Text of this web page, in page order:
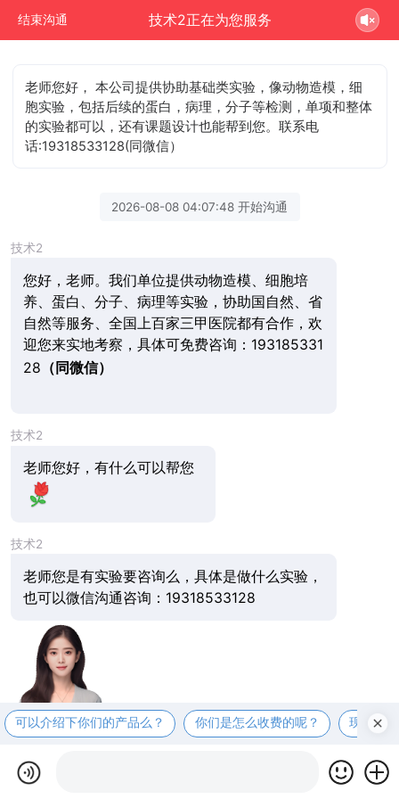
结束沟通 技术2正在为您服务
老师您好， 本公司提供协助基础类实验，像动物造模，细
胞实验，包括后续的蛋白，病理，分子等检测，单项和整体
的实验都可以，还有课题设计也能帮到您。联系电
话:19318533128(同微信）
2026-08-08 04:07:48 开始沟通
技术2
您好，老师。我们单位提供动物造模、细胞培
养、蛋白、分子、病理等实验，协助国自然、省
自然等服务、全国上百家三甲医院都有合作，欢
迎您来实地考察，具体可免费咨询：193185331
28 （同微信）
技术2
老师您好，有什么可以帮您
技术2
老师您是有实验要咨询么，具体是做什么实验，
也可以微信沟通咨询：19318533128
可以介绍下你们的产品么？ 你们是怎么收费的呢？ 现在有